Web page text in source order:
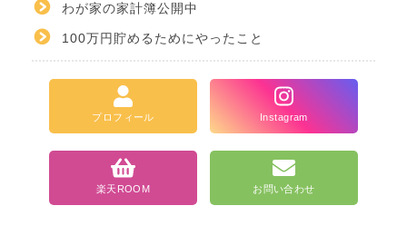
わが家の家計簿公開中
100万円貯めるためにやったこと
プロフィール Instagram
楽天ROOM お問い合わせ